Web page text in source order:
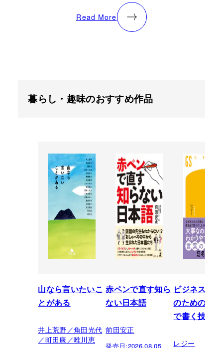
Read More
暮らし・趣味のおすすめ作品
山なら言いたいこ
とがある
井上荒野／角田光代
／町田康／唯川恵
赤ペンで直す知ら
ない日本語
前田安正
発売日:2026.08.05
ビジネスパ
のための「
で書く技術
レジー